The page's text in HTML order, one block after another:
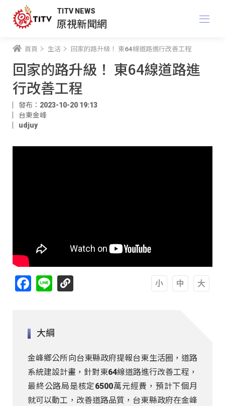
TITV NEWS
原視新聞網
首頁 生活 回家的路升級！ 東64線道路進行改善工程
回家的路升級！ 東64線道路進
行改善工程
發布：2023-10-20 19:13
台東金峰
udjuy
Facebook
Line
大綱
金峰鄉公所向台東縣政府提報台東生活圈，道路
系統建設計畫，針對東64線道路進行改善工程，
最終公路局是核定6500萬元經費，預計下個月
就可以動工，改善道路品質，台東縣政府在金峰